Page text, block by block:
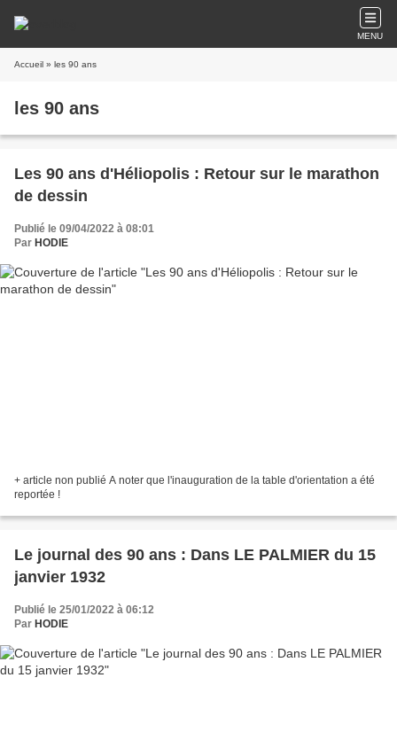
MENU
Accueil » les 90 ans
les 90 ans
Les 90 ans d'Héliopolis : Retour sur le marathon
de dessin
Publié le 09/04/2022 à 08:01
Par HODIE
+ article non publié A noter que l'inauguration de la table d'orientation a été
reportée !
Le journal des 90 ans : Dans LE PALMIER du 15
janvier 1932
Publié le 25/01/2022 à 06:12
Par HODIE